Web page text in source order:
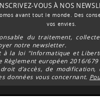
VOUS À NOS
avant tout le monde. Des
vos envies.
du traitement,
notre newsletter.
à la loi "Informatique et
Règlement européen 2016/
droit d’accès, de
données vous concernant.